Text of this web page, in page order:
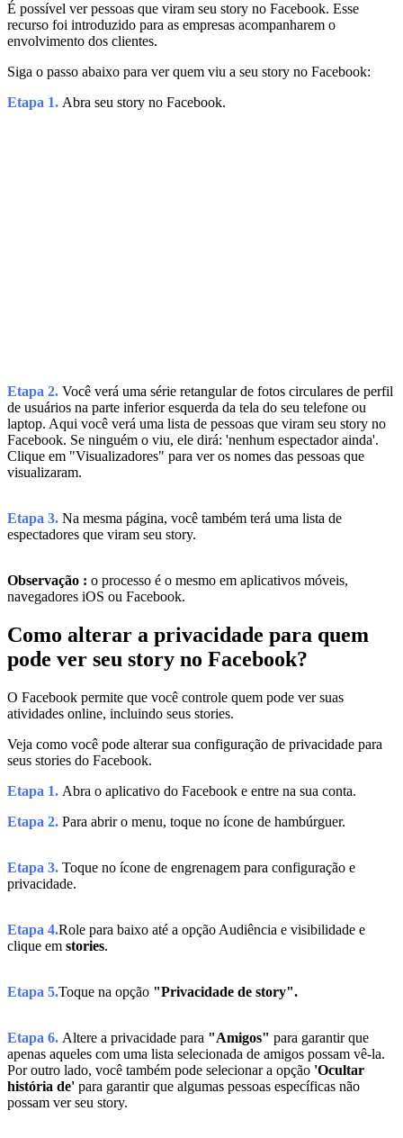
É possível ver pessoas que viram seu story no Facebook. Esse
recurso foi introduzido para as empresas acompanharem o
envolvimento dos clientes.
Siga o passo abaixo para ver quem viu a seu story no Facebook:
Etapa 1. Abra seu story no Facebook.
Etapa 2. Você verá uma série retangular de fotos circulares de perfil
de usuários na parte inferior esquerda da tela do seu telefone ou
laptop. Aqui você verá uma lista de pessoas que viram seu story no
Facebook. Se ninguém o viu, ele dirá: 'nenhum espectador ainda'.
Clique em "Visualizadores" para ver os nomes das pessoas que
visualizaram.
Etapa 3. Na mesma página, você também terá uma lista de
espectadores que viram seu story.
Observação : o processo é o mesmo em aplicativos móveis,
navegadores iOS ou Facebook.
Como alterar a privacidade para quem
pode ver seu story no Facebook?
O Facebook permite que você controle quem pode ver suas
atividades online, incluindo seus stories.
Veja como você pode alterar sua configuração de privacidade para
seus stories do Facebook.
Etapa 1. Abra o aplicativo do Facebook e entre na sua conta.
Etapa 2. Para abrir o menu, toque no ícone de hambúrguer.
Etapa 3. Toque no ícone de engrenagem para configuração e
privacidade.
Etapa 4.Role para baixo até a opção Audiência e visibilidade e
clique em stories.
Etapa 5.Toque na opção "Privacidade de story".
Etapa 6. Altere a privacidade para "Amigos" para garantir que
apenas aqueles com uma lista selecionada de amigos possam vê-la.
Por outro lado, você também pode selecionar a opção 'Ocultar
história de' para garantir que algumas pessoas específicas não
possam ver seu story.